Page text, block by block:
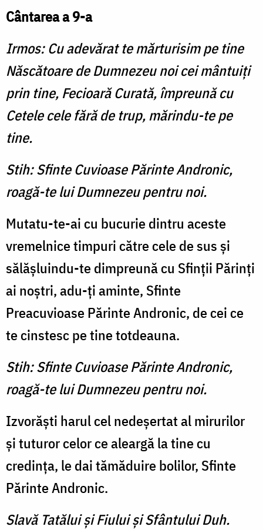
Cântarea a 9-a
Irmos: Cu adevărat te mărturisim pe tine
Născătoare de Dumnezeu noi cei mântuiţi
prin tine, Fecioară Curată, împreună cu
Cetele cele fără de trup, mărindu-te pe
tine.
Stih: Sfinte Cuvioase Părinte Andronic,
roagă-te lui Dumnezeu pentru noi.
Mutatu-te-ai cu bucurie dintru aceste
vremelni­ce timpuri către cele de sus şi
sălăşluindu-te dimpreună cu Sfinţii Pă­rinţi
ai noştri, adu-ţi aminte, Sfinte
Preacuvioase Părinte Andronic, de cei ce
te cinstesc pe tine totdeauna.
Stih: Sfinte Cuvioase Părinte Andronic,
roagă-te lui Dumnezeu pentru noi.
Izvorăşti harul cel nedeşertat al mirurilor
şi tuturor celor ce aleargă la tine cu
credinţa, le dai tămăduire bolilor, Sfinte
Părinte Andronic.
Slavă Tatălui şi Fiului şi Sfântului Duh.